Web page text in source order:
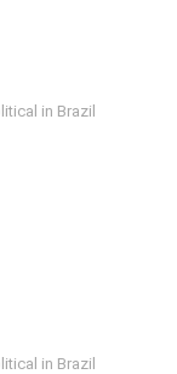
in Brazil
in Brazil